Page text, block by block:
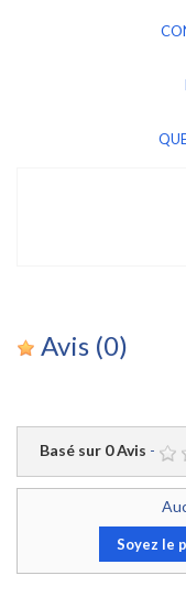
Avis (0)
Basé sur 0Avis -
Soyez le